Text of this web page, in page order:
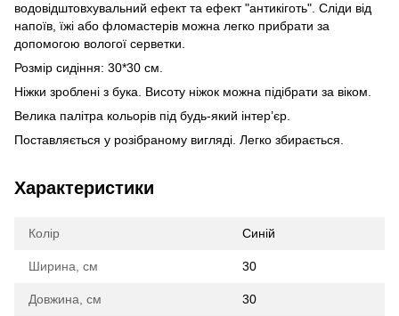
водовідштовхувальний ефект та ефект "антикіготь". Сліди від
напоїв, їжі або фломастерів можна легко прибрати за
допомогою вологої серветки.
Розмір сидіння: 30*30 см.
Ніжки зроблені з бука. Висоту ніжок можна підібрати за віком.
Велика палітра кольорів під будь-який інтер’єр.
Поставляється у розібраному вигляді. Легко збирається.
Характеристики
Колір Синій
Ширина, см 30
Довжина, см 30